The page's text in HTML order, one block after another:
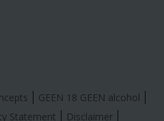
GEEN 18 GEEN alcohol
Statement Disclaimer